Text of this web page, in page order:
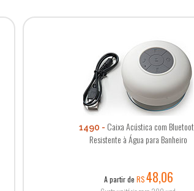
1490
Caixa Acústica com
Resistente à Água para Banheiro
A partir de R$48,06